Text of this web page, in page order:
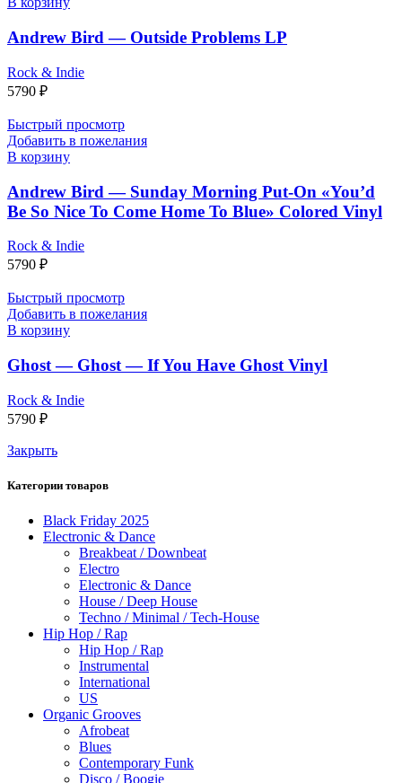
Andrew Bird — Outside Problems LP
Rock & Indie
5790 ₽
Быстрый просмотр
Добавить в пожелания
В корзину
Andrew Bird — Sunday Morning Put-On «You’d
Be So Nice To Come Home To Blue» Colored Vinyl
Rock & Indie
5790 ₽
Быстрый просмотр
Добавить в пожелания
В корзину
Ghost — Ghost — If You Have Ghost Vinyl
Rock & Indie
5790 ₽
Закрыть
Категории товаров
Black Friday 2025
Electronic & Dance
Breakbeat / Downbeat
Electro
Electronic & Dance
House / Deep House
Techno / Minimal / Tech-House
Hip Hop / Rap
Hip Hop / Rap
Instrumental
International
US
Organic Grooves
Afrobeat
Blues
Contemporary Funk
Disco / Boogie